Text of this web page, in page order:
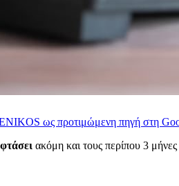
ως προτιμώμενη πηγή στη
ακόμη και τους περίπου 3